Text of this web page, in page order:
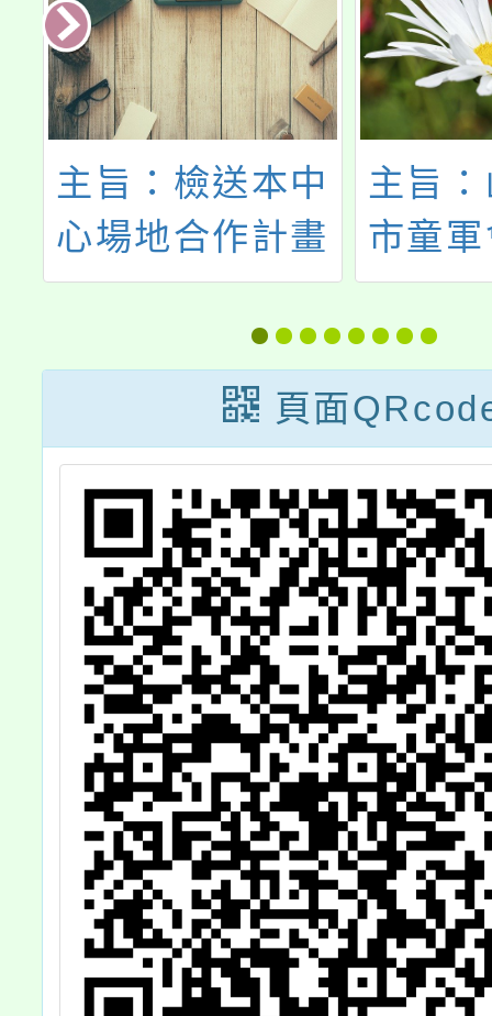
主旨：檢送本中
心場地合作計畫
「果陀文創股份
有限公司 桃園地
區活化歷史活動
企劃」活動報名
資訊1份，敬請
協助廣為宣傳並
鼓勵符合條件學
生報名參與，請
查照。
主旨
市童
華民
年三
案，
童軍
成，
頁面